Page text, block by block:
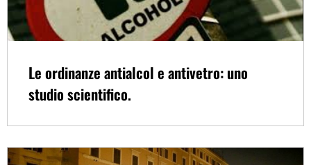
Le ordinanze antialcol e antivetro: uno
studio scientifico.